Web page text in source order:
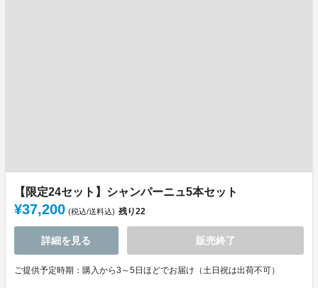
【限定24セット】シャンパーニュ5本セット
¥37,200 (税込/送料込) 残り22
詳細を見る 販売終了
ご提供予定時期：購入から3～5日ほどでお届け（土日祝は出荷不可）